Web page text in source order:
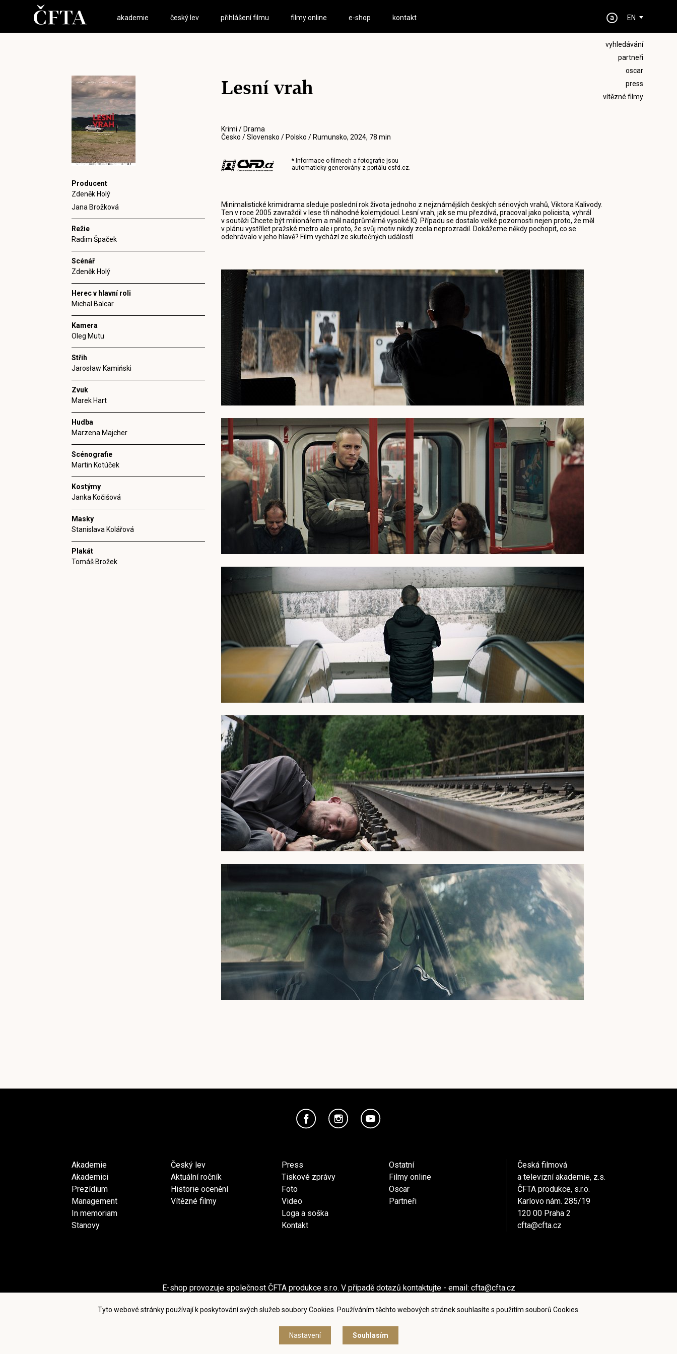
akademie český lev přihlášení filmu filmy online e-shop kontakt EN
vyhledávání
partneři
oscar
press
vítězné filmy
Producent
Zdeněk Holý
Jana Brožková
Režie
Radim Špaček
Scénář
Zdeněk Holý
Herec v hlavní roli
Michal Balcar
Kamera
Oleg Mutu
Střih
Jarosław Kamiński
Zvuk
Marek Hart
Hudba
Marzena Majcher
Scénografie
Martin Kotúček
Kostýmy
Janka Kočišová
Masky
Stanislava Kolářová
Plakát
Tomáš Brožek
Lesní vrah
Krimi / Drama
Česko / Slovensko / Polsko / Rumunsko, 2024, 78 min
* Informace o filmech a fotografie jsou
automaticky generovány z portálu csfd.cz.
Minimalistické krimidrama sleduje poslední rok života jednoho z nejznámějších českých sériových vrahů, Viktora Kalivody.
Ten v roce 2005 zavraždil v lese tři náhodné kolemjdoucí. Lesní vrah, jak se mu přezdívá, pracoval jako policista, vyhrál
v soutěži Chcete být milionářem a měl nadprůměrně vysoké IQ. Případu se dostalo velké pozornosti nejen proto, že měl
v plánu vystřílet pražské metro ale i proto, že svůj motiv nikdy zcela neprozradil. Dokážeme někdy pochopit, co se
odehrávalo v jeho hlavě? Film vychází ze skutečných událostí.
Tyto webové stránky používají k poskytování svých služeb soubory Cookies. Používáním těchto webových stránek souhlasíte s použitím souborů Cookies.
Nastavení Souhlasím
Akademie
Akademici
Prezídium
Management
In memoriam
Stanovy
Český lev
Aktuální ročník
Historie ocenění
Vítězné filmy
Press
Tiskové zprávy
Foto
Video
Loga a soška
Kontakt
Ostatní
Filmy online
Oscar
Partneři
Česká filmová
a televizní akademie, z.s.
ČFTA produkce, s.r.o.
Karlovo nám. 285/19
120 00 Praha 2
cfta@cfta.cz
E-shop provozuje společnost ČFTA produkce s.r.o. V případě dotazů kontaktujte - email: cfta@cfta.cz
Podmínky užití a zásady ochrany osobních údajů|Nastavení cookies